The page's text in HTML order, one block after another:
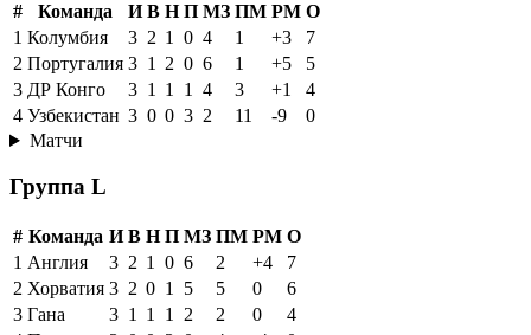
# Команда И В Н П МЗ ПМ РМ О
1 Колумбия 3 2 1 0 4 1 +3
7
2 Португалия 3 1 2 0 6 1 +5
5
3 ДР Конго 3 1 1 1 4 3 +1
4
4 Узбекистан 3 0 0 3 2 11 -9
0
Матчи
Группа L
# Команда И В Н П МЗ ПМ РМ О
1 Англия 3 2 1 0 6 2 +4
7
2 Хорватия 3 2 0 1 5 5 0
6
3 Гана 3 1 1 1 2 2 0
4